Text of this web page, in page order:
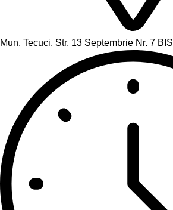
Mun. Tecuci, Str. 13 Septembrie Nr. 7 BIS